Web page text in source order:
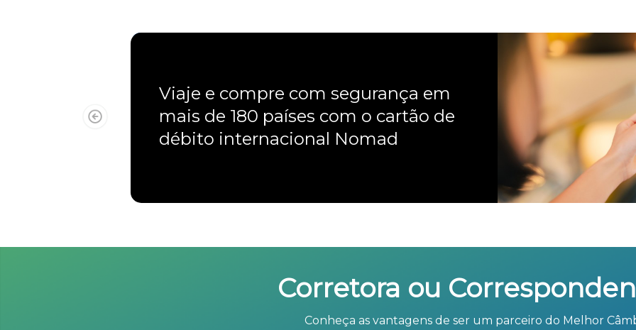
Viaje e compre com segurança em
mais de 180 países com o cartão de
débito internacional Nomad
Corretora ou
Conheça as vantagens de ser um parceiro do Melhor